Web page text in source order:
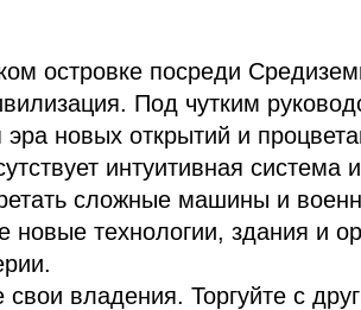
островке посреди
Под чутким
эра новых открытий и
интуитивная
сложные машины и
новые технологии, здания и
свои владения. Торгуйте с